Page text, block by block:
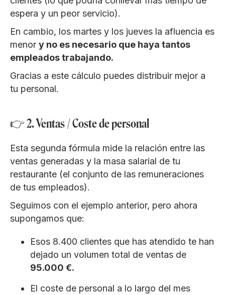
espera y un peor servicio).
En cambio, los martes y los jueves la afluencia es
menor y no es necesario que haya tantos
empleados trabajando.
Gracias a este cálculo puedes distribuir mejor a
tu personal.
👉 2. Ventas / Coste de personal
Esta segunda fórmula mide la relación entre las
ventas generadas y la masa salarial de tu
restaurante (el conjunto de las remuneraciones
de tus empleados).
Seguimos con el ejemplo anterior, pero ahora
supongamos que:
Esos 8.400 clientes que has atendido te han
dejado un volumen total de ventas de
95.000 €.
El coste de personal a lo largo del mes